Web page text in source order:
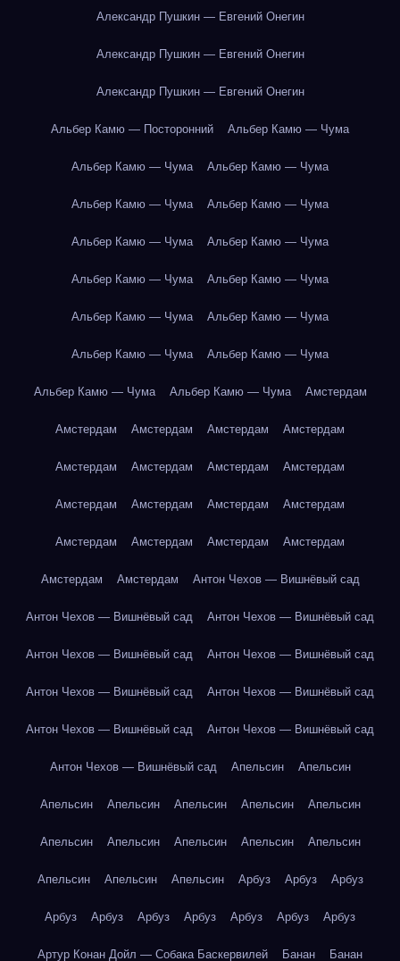
Александр Пушкин — Евгений Онегин
Александр Пушкин — Евгений Онегин
Александр Пушкин — Евгений Онегин
Альбер Камю — Посторонний Альбер Камю — Чума
Альбер Камю — Чума Альбер Камю — Чума
Альбер Камю — Чума Альбер Камю — Чума
Альбер Камю — Чума Альбер Камю — Чума
Альбер Камю — Чума Альбер Камю — Чума
Альбер Камю — Чума Альбер Камю — Чума
Альбер Камю — Чума Альбер Камю — Чума
Альбер Камю — Чума Альбер Камю — Чума Амстердам
Амстердам Амстердам Амстердам Амстердам
Амстердам Амстердам Амстердам Амстердам
Амстердам Амстердам Амстердам Амстердам
Амстердам Амстердам Амстердам Амстердам
Амстердам Амстердам Антон Чехов — Вишнёвый сад
Антон Чехов — Вишнёвый сад Антон Чехов — Вишнёвый сад
Антон Чехов — Вишнёвый сад Антон Чехов — Вишнёвый сад
Антон Чехов — Вишнёвый сад Антон Чехов — Вишнёвый сад
Антон Чехов — Вишнёвый сад Антон Чехов — Вишнёвый сад
Антон Чехов — Вишнёвый сад Апельсин Апельсин
Апельсин Апельсин Апельсин Апельсин Апельсин
Апельсин Апельсин Апельсин Апельсин Апельсин
Апельсин Апельсин Апельсин Арбуз Арбуз Арбуз
Арбуз Арбуз Арбуз Арбуз Арбуз Арбуз Арбуз
Артур Конан Дойл — Собака Баскервилей Банан Банан